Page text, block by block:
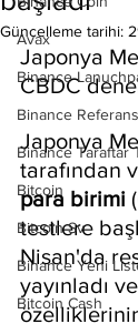
Avax
Binance
Binance
Binance Taraftar
Bitcoin
Bitcoin Sv
Binance Yeni
Bitcoin Cash
Güncelleme tarihi:
Japonya
CBDC
Japonya
tarafından
para birimi
testlere
Nisan'da
yayınladı